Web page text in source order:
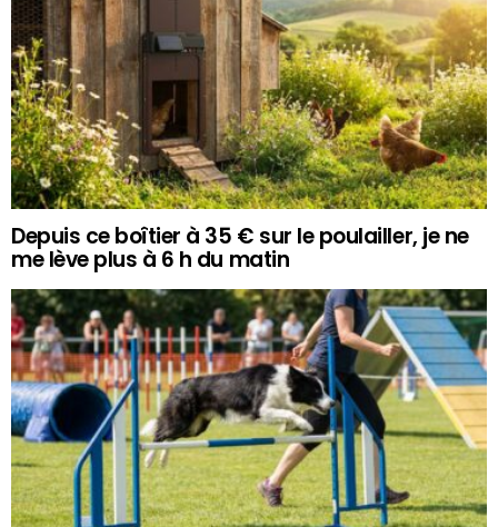
Depuis ce boîtier à 35 € sur le poulailler, je ne
me lève plus à 6 h du matin